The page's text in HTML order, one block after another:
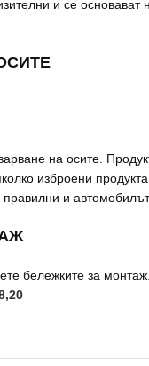
и се
на осите.
изброени
и
бележките за